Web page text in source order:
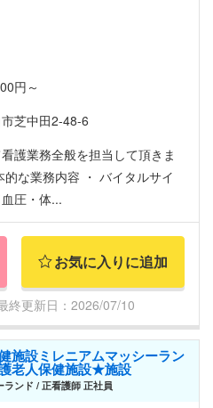
円～
芝中田2-48-6
護業務全般を担当して頂きま
な業務内容 ・ バイタルサイ
圧・体...
お気に入りに追加
更新日：2026/07/10
施設ミレニアムマッシーラン
老人保健施設★施設
ンド / 正看護師 正社員